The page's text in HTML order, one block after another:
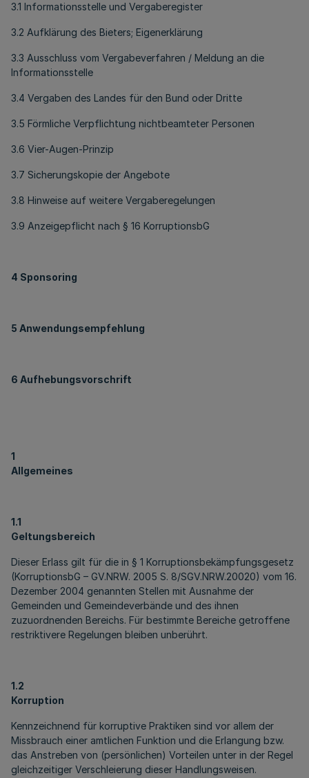
3.1 Informationsstelle und Vergaberegister
3.2 Aufklärung des Bieters; Eigenerklärung
3.3 Ausschluss vom Vergabeverfahren / Meldung an die
Informationsstelle
3.4 Vergaben des Landes für den Bund oder Dritte
3.5 Förmliche Verpflichtung nichtbeamteter Personen
3.6 Vier-Augen-Prinzip
3.7 Sicherungskopie der Angebote
3.8 Hinweise auf weitere Vergaberegelungen
3.9 Anzeigepflicht nach § 16 KorruptionsbG
4 Sponsoring
5 Anwendungsempfehlung
6 Aufhebungsvorschrift
1
Allgemeines
1.1
Geltungsbereich
Dieser Erlass gilt für die in § 1 Korruptionsbekämpfungsgesetz
(KorruptionsbG – GV.NRW. 2005 S. 8/SGV.NRW.20020) vom 16.
Dezember 2004 genannten Stellen mit Ausnahme der
Gemeinden und Gemeindeverbände und des ihnen
zuzuordnenden Bereichs. Für bestimmte Bereiche getroffene
restriktivere Regelungen bleiben unberührt.
1.2
Korruption
Kennzeichnend für korruptive Praktiken sind vor allem der
Missbrauch einer amtlichen Funktion und die Erlangung bzw.
das Anstreben von (persönlichen) Vorteilen unter in der Regel
gleichzeitiger Verschleierung dieser Handlungsweisen.